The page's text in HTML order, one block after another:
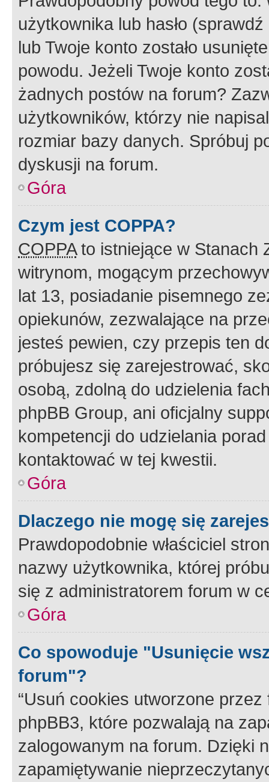
użytkownika lub hasło
lub Twoje konto zostało
powodu. Jeżeli Twoje konto
żadnych postów na forum?
użytkowników, którzy nie
rozmiar bazy danych. Spróbuj
dyskusji na forum.
Góra
Czym jest COPPA?
COPPAto istniejące w Stanach
witrynom, mogącym
lat 13, posiadanie pisemnego
opiekunów, zezwalające na
jesteś pewien, czy przepis ten
próbujesz się zarejestrować,
osobą, zdolną do udzielenia
phpBB Group, ani oficjalny
kompetencji do udzielania
kontaktować w tej kwestii.
Góra
Dlaczego nie mogę się
Prawdopodobnie właściciel
nazwy użytkownika, której
się z administratorem forum w
Góra
Co spowoduje "Usunięcie
forum"?
“Usuń cookies utworzone
phpBB3, które pozwalają na
zalogowanym na forum. Dzięki
zapamiętywanie